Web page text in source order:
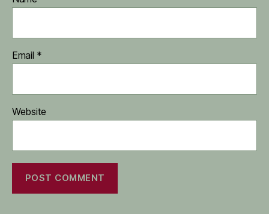
Email *
Website